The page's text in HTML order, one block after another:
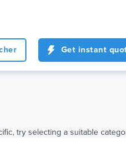
Get instant
try selecting a suitable